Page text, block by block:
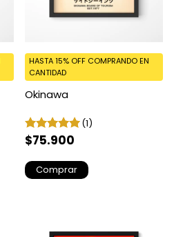
Okinawa
(1)
$75.900
HASTA 15% OFF COMPRANDO EN
CANTIDAD
Comprar